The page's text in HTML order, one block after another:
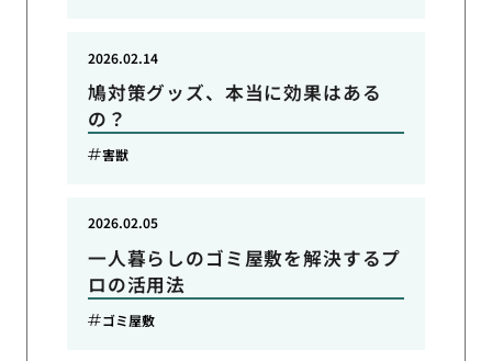
鳩対策グッズ、本当に効果はある
の？
2026.02.14
害獣
一人暮らしのゴミ屋敷を解決するプ
ロの活用法
2026.02.05
ゴミ屋敷